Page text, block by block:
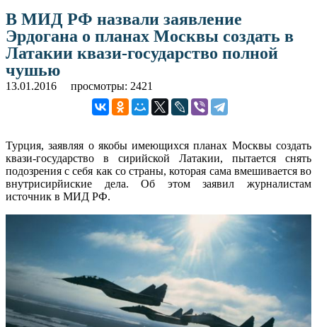
В МИД РФ назвали заявление
Эрдогана о планах Москвы создать в
Латакии квази-государство полной
чушью
13.01.2016 просмотры: 2421
Турция, заявляя о якобы имеющихся планах Москвы создать
квази-государство в сирийской Латакии, пытается снять
подозрения с себя как со страны, которая сама вмешивается во
внутрисирйиские дела. Об этом заявил журналистам
источник в МИД РФ.